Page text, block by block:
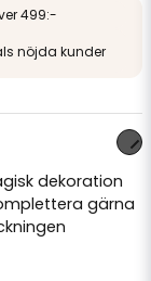
499:-
nöjda kunder
dekoration
gärna